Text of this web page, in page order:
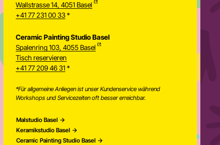
Wallstrasse 14, 4051 Basel
+41 77 231 00 33*
Ceramic Painting Studio Basel
Spalenring 103, 4055 Basel
Tisch reservieren
+41 77 209 46 31 *
*Für allgemeine Anliegen ist unser Kundenservice während
Workshops und Servicezeiten oft besser erreichbar.
Malstudio Basel
Keramikstudio Basel
Ceramic Painting Studio Basel